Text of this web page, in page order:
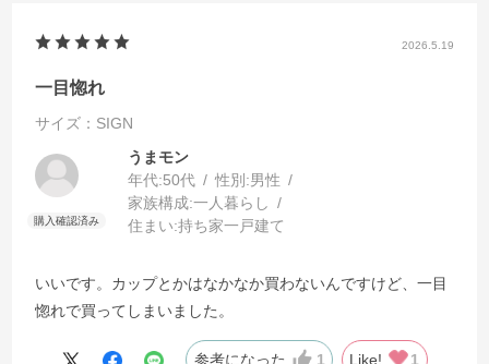
2026.5.19
一目惚れ
サイズ：SIGN
うまモン
年代:50代 性別:男性
家族構成:一人暮らし
住まい:持ち家一戸建て
いいです。カップとかはなかなか買わないんですけど、一目
惚れで買ってしまいました。
参考になった 1 Like! 1